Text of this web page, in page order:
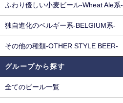
ふわり優しい小麦ビール-Wheat Ale系-
独自進化のベルギー系-BELGIUM系-
その他の種類-OTHER STYLE BEER-
グループから探す
全てのビール一覧